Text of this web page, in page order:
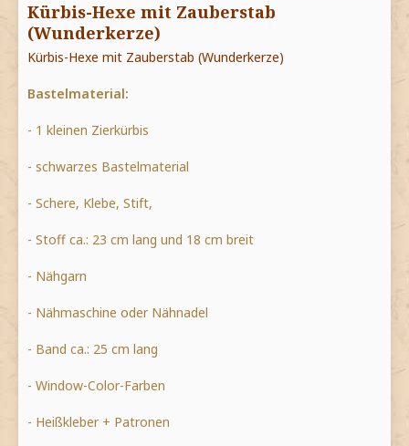
Kürbis-Hexe mit Zauberstab
(Wunderkerze)
Kürbis-Hexe mit Zauberstab (Wunderkerze)
Bastelmaterial:
- 1 kleinen Zierkürbis
- schwarzes Bastelmaterial
- Schere, Klebe, Stift,
- Stoff ca.: 23 cm lang und 18 cm breit
- Nähgarn
- Nähmaschine oder Nähnadel
- Band ca.: 25 cm lang
- Window-Color-Farben
- Heißkleber + Patronen